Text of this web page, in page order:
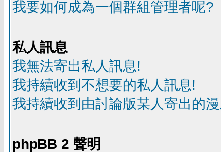
我要如何成為一個群組管理者呢?
私人訊息
我無法寄出私人訊息!
我持續收到不想要的私人訊息!
我持續收到由討論版某人寄出的
phpBB 2 聲明